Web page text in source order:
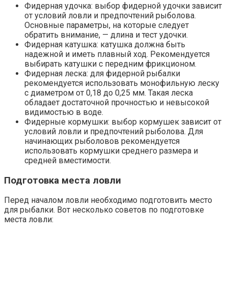
Фидерная удочка: выбор фидерной удочки зависит
от условий ловли и предпочтений рыболова.
Основные параметры, на которые следует
обратить внимание, — длина и тест удочки.
Фидерная катушка: катушка должна быть
надежной и иметь плавный ход. Рекомендуется
выбирать катушки с передним фрикционом.
Фидерная леска: для фидерной рыбалки
рекомендуется использовать монофильную леску
с диаметром от 0,18 до 0,25 мм. Такая леска
обладает достаточной прочностью и невысокой
видимостью в воде.
Фидерные кормушки: выбор кормушек зависит от
условий ловли и предпочтений рыболова. Для
начинающих рыболовов рекомендуется
использовать кормушки среднего размера и
средней вместимости.
Подготовка места ловли
Перед началом ловли необходимо подготовить место
для рыбалки. Вот несколько советов по подготовке
места ловли: